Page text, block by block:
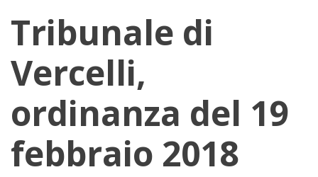
Tribunale di
Vercelli,
ordinanza del 19
febbraio 2018